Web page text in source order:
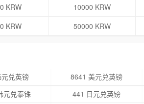
KRW 10000 KRW
KRW 50000 KRW
兑英镑 8641 美元兑英镑
元兑泰铢 441 日元兑英镑